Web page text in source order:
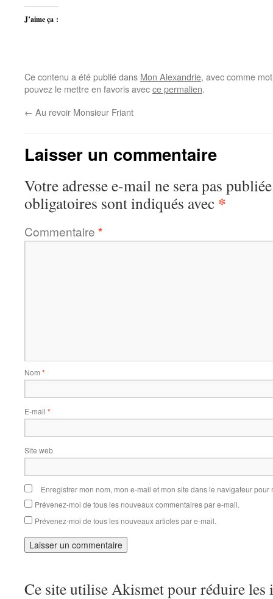
J’aime ça :
Ce contenu a été publié dans Mon Alexandrie, avec comme
pouvez le mettre en favoris avecce permalien.
← Au revoir Monsieur Friant
Laisser un commentaire
Votre adresse e-mail ne sera pas
obligatoires sont indiqués avec *
Commentaire *
Nom *
E-mail *
Site web
Enregistrer mon nom, mon e-mail et mon site dans le navigateur
Prévenez-moi de tous les nouveaux commentaires par e-mail.
Prévenez-moi de tous les nouveaux articles par e-mail.
Ce site utilise Akismet pour réduire les